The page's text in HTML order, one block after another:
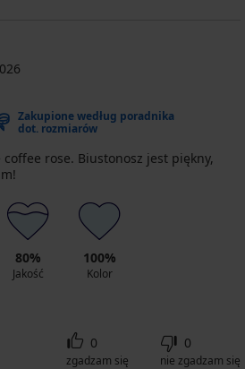
Zakupione według poradnika
dot. rozmiarów
coffee rose. Biustonosz jest piękny,
80%
Jakość
100%
Kolor
0
zgadzam się
0
nie zgadzam się